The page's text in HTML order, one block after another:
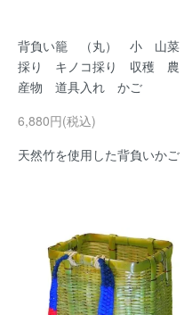
背負い籠 （丸） 小 山菜
採り キノコ採り 収穫 農
産物 道具入れ かご
6,880円(税込)
天然竹を使用した背負いかご